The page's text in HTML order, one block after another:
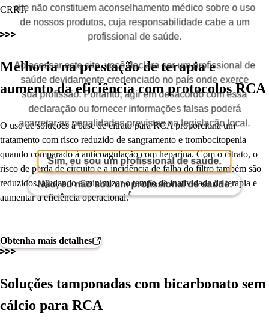
CRRT.
Melhoria na prestação de terapia e
aumento da eficiência com protocolos RCA
O uso de soluções à base de citrato para RCA proporciona um
tratamento com risco reduzido de sangramento e trombocitopenia
quando comparado à anticoagulação com heparina. Com o citrato, o
risco de perda de circuito e a incidência de falha do filtro também são
reduzidos, ajudando a minimizar o tempo de inatividade da terapia e
aumentar a eficiência operacional.8
Obtenha mais detalhes
Soluções tamponadas com bicarbonato sem
cálcio para RCA
site não constituem aconselhamento médico sobre o uso
de nossos produtos, cuja responsabilidade cabe a um
profissional de saúde.
Ao acessar este site, você declara ser um profissional de
saúde devidamente credenciado no país onde exerce
sua profissão. Portanto, agir em desacordo com essa
declaração ou fornecer informações falsas poderá
acarretar as penalidades previstas na legislação local.
Sim, eu sou um profissional de saúde.
Não, eu não sou um profissional de saúde.